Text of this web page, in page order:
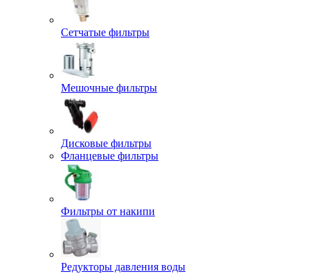
Сетчатые фильтры
Мешочные фильтры
Дисковые фильтры
Фланцевые фильтры
Фильтры от накипи
Редукторы давления воды